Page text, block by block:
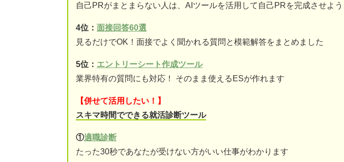
自己PRがまとまらない人は、AIツールを活用して自己PRを完成させよう
4位： 面接回答60選
見るだけでOK！面接でよく聞かれる質問と模範解答をまとめました
5位： エントリーシート作成ツール
業界特有の質問にも対応！ そのまま使えるESが作れます
【併せて活用したい！】
スキマ時間でできる就活診断ツール
①適職診断
たった30秒であなたが受けない方がいい仕事がわかります